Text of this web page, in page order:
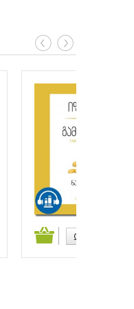
₾9.95 GEL
კალათაში დამატება